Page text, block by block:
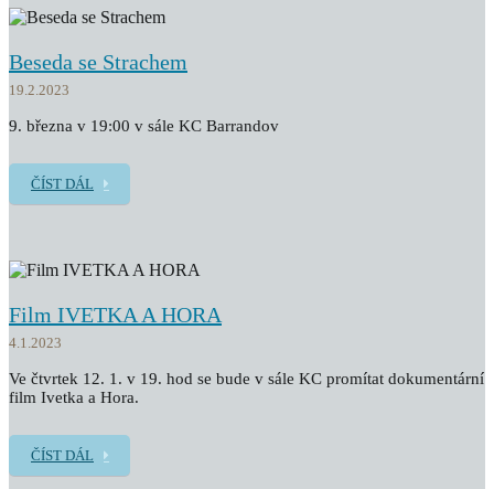
Beseda se Strachem
19.2.2023
9. března v 19:00 v sále KC Barrandov
ČÍST DÁL
Film IVETKA A HORA
4.1.2023
Ve čtvrtek 12. 1. v 19. hod se bude v sále KC promítat dokumentární
film Ivetka a Hora.
ČÍST DÁL